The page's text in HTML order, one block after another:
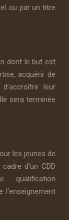
ou par un titre
dont le but est
acquérir de
leur
sera terminée
les jeunes de
d'un CDD
qualification
l'enseignement